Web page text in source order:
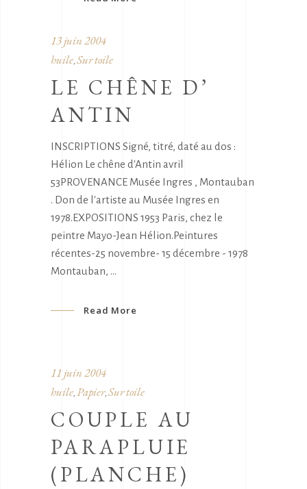
13 juin 2004
huile Sur toile
LE CHÊNE D’
ANTIN
INSCRIPTIONS Signé, titré, daté au dos :
Hélion Le chêne d'Antin avril
53PROVENANCE Musée Ingres , Montauban
. Don de l'artiste au Musée Ingres en
1978.EXPOSITIONS 1953 Paris, chez le
peintre Mayo-Jean Hélion.Peintures
récentes-25 novembre- 15 décembre - 1978
Montauban,
Read More
11 juin 2004
huile, Papier, Sur toile
COUPLE AU
PARAPLUIE
(PLANCHE)